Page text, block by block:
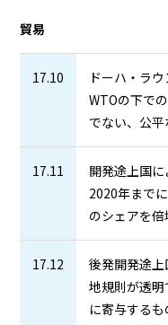
貿易
17.10
ドーハ・ラ
WTOの下で
でない、公平
17.11
開発途上国
2020年まで
のシェアを倍
17.12
後発開発途
地規則が透
に寄与する